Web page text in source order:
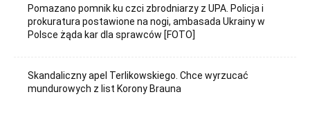
Pomazano pomnik ku czci zbrodniarzy z UPA. Policja i
prokuratura postawione na nogi, ambasada Ukrainy w
Polsce żąda kar dla sprawców [FOTO]
Skandaliczny apel Terlikowskiego. Chce wyrzucać
mundurowych z list Korony Brauna